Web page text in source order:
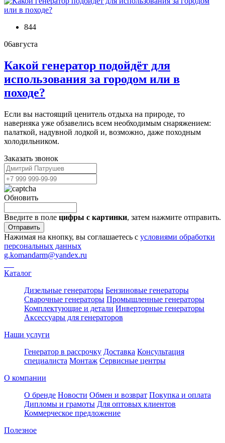
844
06августа
Какой генератор подойдёт для
использования за городом или в
походе?
Если вы настоящий ценитель отдыха на природе, то
наверняка уже обзавелись всем необходимым снаряжением:
палаткой, надувной лодкой и, возможно, даже походным
холодильником.
Заказать звонок
Обновить
Введите в поле цифры c картинки, затем нажмите отправить.
Отправить
Нажимая на кнопку, вы соглашаетесь с условиями обработки
персональных данных
g.komandarm@yandex.ru
Каталог
Дизельные генераторы Бензиновые генераторы
Сварочные генераторы Промышленные генераторы
Комплектующие и детали Инверторные генераторы
Аксессуары для генераторов
Наши услуги
Генератор в рассрочку Доставка Консультация
специалиста Монтаж Сервисные центры
О компании
О бренде Новости Обмен и возврат Покупка и оплата
Дипломы и грамоты Для оптовых клиентов
Коммерческое предложение
Полезное